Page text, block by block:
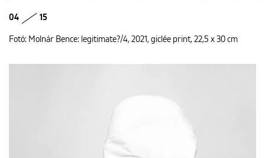
04 15
Fotó: Molnár Bence: legitimate?/4, 2021, giclée print, 22,5 x 30 cm